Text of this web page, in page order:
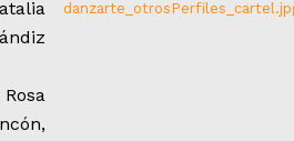
Rosa